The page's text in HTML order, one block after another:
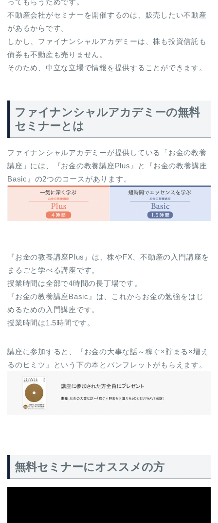
ってもらうためです。
不動産会社がセミナーを開催するのは、販売したい不動産
があるからです。
しかし、ファイナンシャルアカデミーは、株も投資信託も
債券も不動産も売りません。
そのため、中立な立場で情報を提供することができます。
ファイナンシャルアカデミーの無料
セミナーとは
ファイナンシャルアカデミーが提供している「お金の教養
講座」には、『お金の教養講座Plus』と『お金の教養講座
Basic』の2つのコースがあります。
『お金の教養講座Plus』は、株やFX、不動産の入門講座を
まるごと学べる講座です。
授業時間は全部で4時間の長丁場です。
『お金の教養講座Basic』は、これからお金の勉強をはじ
めるための入門講座です。
授業時間は1.5時間です。
講座に参加すると、『お金の大事な話～稼ぐ×貯まる×増え
るのヒミツ』という下の本とパンフレットがもらえます。
無料セミナーにオススメの方